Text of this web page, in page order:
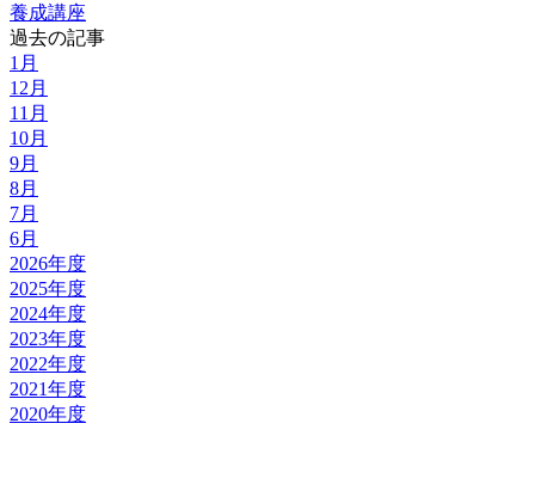
養成講座
過去の記事
1月
12月
11月
10月
9月
8月
7月
6月
2026年度
2025年度
2024年度
2023年度
2022年度
2021年度
2020年度